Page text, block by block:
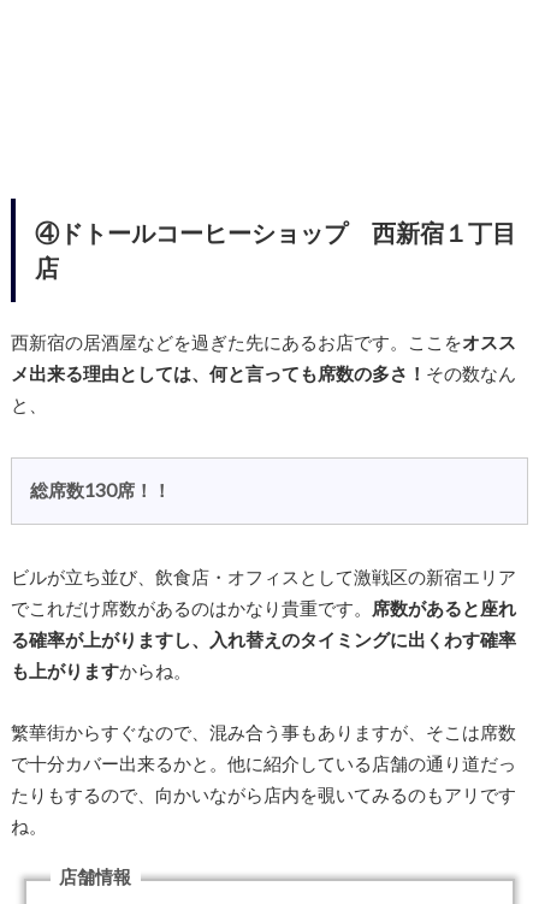
④ドトールコーヒーショップ 西新宿１丁目
店
西新宿の居酒屋などを過ぎた先にあるお店です。ここをオスス
メ出来る理由としては、何と言っても席数の多さ！ その数なん
と、
総席数130席！！
ビルが立ち並び、飲食店・オフィスとして激戦区の新宿エリア
でこれだけ席数があるのはかなり貴重です。
席数があると座れ
る確率が上がりますし、入れ替えのタイミングに出くわす確率
も上がりますからね。
繁華街からすぐなので、混み合う事もありますが、そこは席数
で十分カバー出来るかと。他に紹介している店舗の通り道だっ
たりもするので、向かいながら店内を覗いてみるのもアリです
ね。
店舗情報